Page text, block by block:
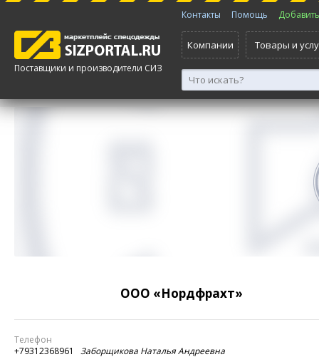
Поставщики и производители СИЗ
Контакты Помощь
Компании Товары и
ООО «Нордфрахт»
Телефон
+79312368961 Заборщикова Наталья Андреевна